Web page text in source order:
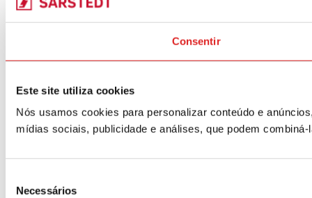
Consentir
Este site utiliza cookies
Nós usamos cookies para personalizar conteúdo e
mídias sociais, publicidade e análises, que podem
Necessários